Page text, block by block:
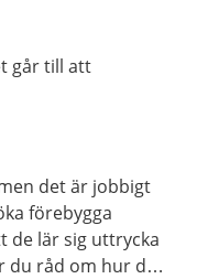
går till att
det är jobbigt
förebygga
de lär sig uttrycka
du råd om hur du